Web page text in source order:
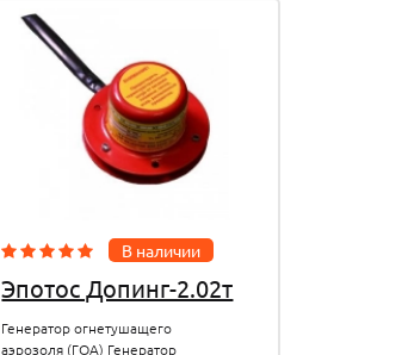
В наличии
Эпотос Допинг-2.02т
Генератор огнетушащего
аэрозоля (ГОА) Генератор